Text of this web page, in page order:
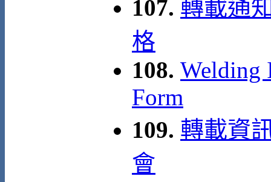
107. 轉載通
格
108. Welding
Form
109. 轉載資
會